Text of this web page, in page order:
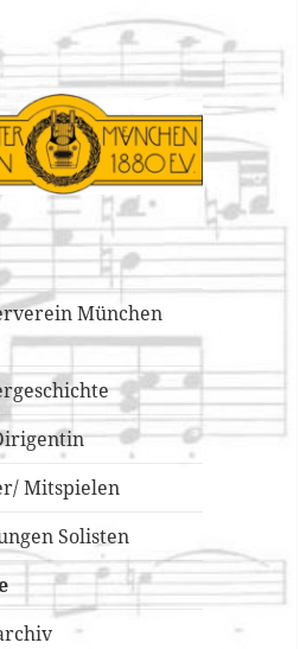
1880
München
Mitspielen
Solisten